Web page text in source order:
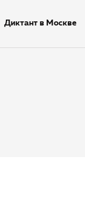
Диктант в Москве